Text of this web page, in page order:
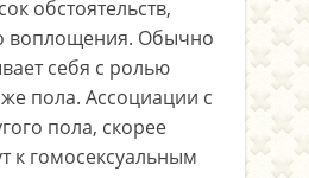
обстоятельств,
воплощения. Обычно
себя с ролью
пола. Ассоциации с
пола, скорее
к гомосексуальным